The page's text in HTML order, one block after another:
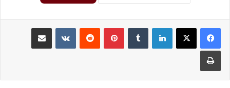
لينكدإن بينتيريست
طباعة